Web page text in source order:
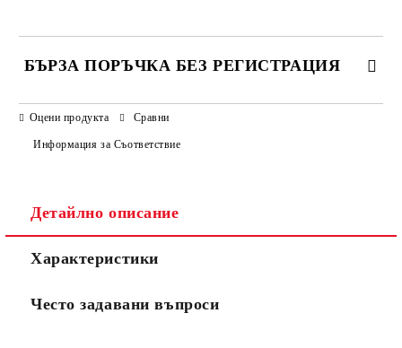
БЪРЗА ПОРЪЧКА БЕЗ РЕГИСТРАЦИЯ
САМО ПОПЪЛНЕТЕ 3 ПОЛЕТА
Оцени продукта Сравни
Информация за Съответствие
Детайлно описание
Характеристики
Често задавани въпроси